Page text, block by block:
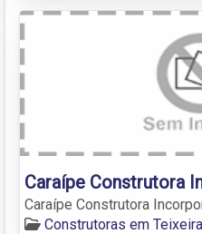
Caraípe Construtora
Caraípe Construtora
Construtoras em